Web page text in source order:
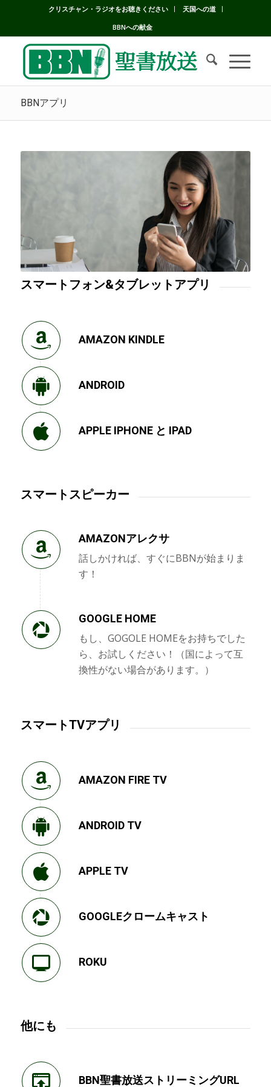
クリスチャン・ラジオをお聴きください
天国への道
BBNへの献金
BBNアプリ
スマートフォン&タブレットアプリ
AMAZON KINDLE
ANDROID
APPLE IPHONE と IPAD
スマートスピーカー
AMAZONアレクサ
話しかければ、すぐにBBNが始まりま
す！
GOOGLE HOME
もし、GOGOLE HOMEをお持ちでした
ら、お試しください！（国によって互
換性がない場合があります。）
スマートTVアプリ
AMAZON FIRE TV
ANDROID TV
APPLE TV
GOOGLEクロームキャスト
ROKU
他にも
BBN聖書放送ストリーミングURL